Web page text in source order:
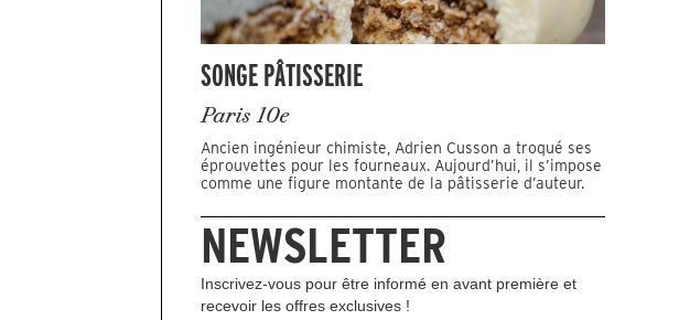
SONGE PÂTISSERIE
Paris 10e
Ancien ingénieur chimiste, Adrien Cusson a troqué ses
éprouvettes pour les fourneaux. Aujourd’hui, il s’impose
comme une figure montante de la pâtisserie d’auteur.
NEWSLETTER
Inscrivez-vous pour être informé en avant première et
recevoir les offres exclusives !